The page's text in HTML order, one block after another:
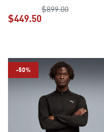
$899.00precio
$449.50
-50%